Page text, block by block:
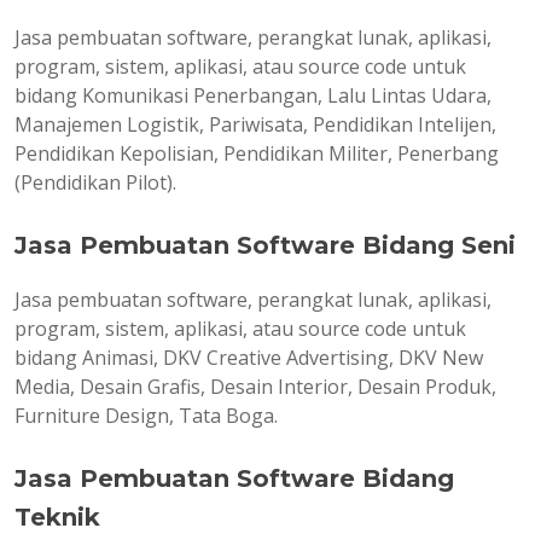
Jasa pembuatan software, perangkat lunak, aplikasi,
program, sistem, aplikasi, atau source code untuk
bidang Komunikasi Penerbangan, Lalu Lintas Udara,
Manajemen Logistik, Pariwisata, Pendidikan Intelijen,
Pendidikan Kepolisian, Pendidikan Militer, Penerbang
(Pendidikan Pilot).
Jasa Pembuatan Software Bidang Seni
Jasa pembuatan software, perangkat lunak, aplikasi,
program, sistem, aplikasi, atau source code untuk
bidang Animasi, DKV Creative Advertising, DKV New
Media, Desain Grafis, Desain Interior, Desain Produk,
Furniture Design, Tata Boga.
Jasa Pembuatan Software Bidang
Teknik